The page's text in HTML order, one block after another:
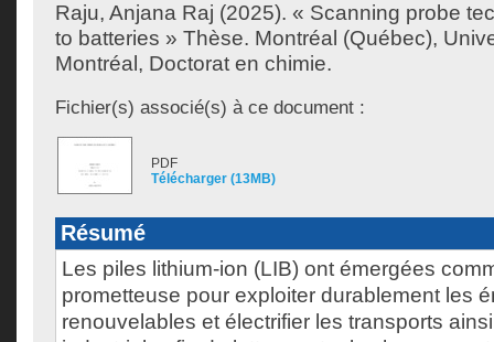
Raju, Anjana Raj (2025). « Scanning probe
to batteries » Thèse. Montréal (Québec),
Montréal, Doctorat en chimie.
Fichier(s) associé(s) à ce document :
PDF
Télécharger (13MB)
Résumé
Les piles lithium-ion (LIB) ont émergées
prometteuse pour exploiter durablement les
renouvelables et électrifier les transports